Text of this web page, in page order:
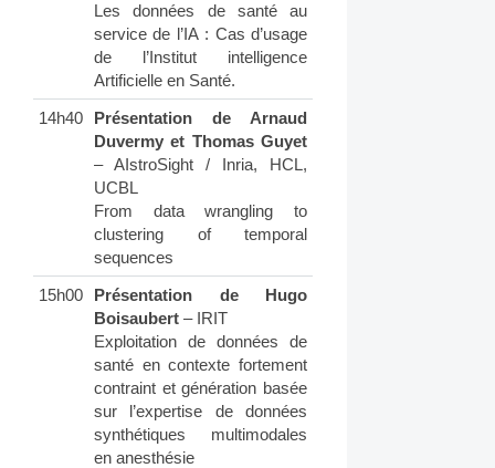
Les données de santé au
service de l’IA : Cas d’usage
de l’Institut intelligence
Artificielle en Santé.
14h40
Présentation de Arnaud
Duvermy et Thomas Guyet
– AIstroSight / Inria, HCL,
UCBL
From data wrangling to
clustering of temporal
sequences
15h00
Présentation de Hugo
Boisaubert– IRIT
Exploitation de données de
santé en contexte fortement
contraint et génération basée
sur l’expertise de données
synthétiques multimodales
en anesthésie